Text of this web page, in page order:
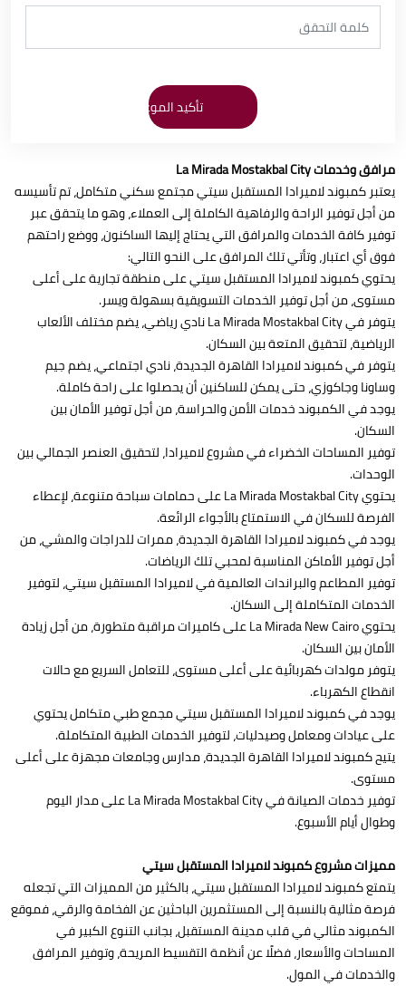
مرافق وخدمات La Mirada Mostakbal City
يعتبر كمبوند لاميرادا المستقبل سيتي مجتمع سكني متكامل، تم تأسيسه
من أجل توفير الراحة والرفاهية الكاملة إلى العملاء، وهو ما يتحقق عبر
توفير كافة الخدمات والمرافق التي يحتاج إليها الساكنون، ووضع راحتهم
فوق أي اعتبار، وتأتي تلك المرافق على النحو التالي:
يحتوي كمبوند لاميرادا المستقبل سيتي على منطقة تجارية على أعلى
مستوى، من أجل توفير الخدمات التسويقية بسهولة ويسر.
يتوفر في La Mirada Mostakbal City نادي رياضي، يضم مختلف الألعاب
الرياضية، لتحقيق المتعة بين السكان.
يتوفر في كمبوند لاميرادا القاهرة الجديدة، نادي اجتماعي، يضم جيم
وساونا وجاكوزي، حتى يمكن للساكنين أن يحصلوا على راحة كاملة.
يوجد في الكمبوند خدمات الأمن والحراسة، من أجل توفير الأمان بين
السكان.
توفير المساحات الخضراء في مشروع لاميرادا، لتحقيق العنصر الجمالي بين
الوحدات.
يحتوي La Mirada Mostakbal City على حمامات سباحة متنوعة، لإعطاء
الفرصة للسكان في الاستمتاع بالأجواء الرائعة.
يوجد في كمبوند لاميرادا القاهرة الجديدة، ممرات للدراجات والمشي، من
أجل توفير الأماكن المناسبة لمحبي تلك الرياضات.
توفير المطاعم والبراندات العالمية في لاميرادا المستقبل سيتي، لتوفير
الخدمات المتكاملة إلى السكان.
يحتوي La Mirada New Cairo على كاميرات مراقبة متطورة، من أجل زيادة
الأمان بين السكان.
يتوفر مولدات كهربائية على أعلى مستوى، للتعامل السريع مع حالات
انقطاع الكهرباء.
يوجد في كمبوند لاميرادا المستقبل سيتي مجمع طبي متكامل يحتوي
على عيادات ومعامل وصيدليات، لتوفير الخدمات الطبية المتكاملة.
يتيح كمبوند لاميرادا القاهرة الجديدة، مدارس وجامعات مجهزة على أعلى
مستوى.
توفير خدمات الصيانة في La Mirada Mostakbal City على مدار اليوم
وطوال أيام الأسبوع.
مميزات مشروع كمبوند لاميرادا المستقبل سيتي
يتمتع كمبوند لاميرادا المستقبل سيتي، بالكثير من المميزات التي تجعله
فرصة مثالية بالنسبة إلى المستثمرين الباحثين عن الفخامة والرقي، فموقع
الكمبوند مثالي في قلب مدينة المستقبل، بجانب التنوع الكبير في
المساحات والأسعار، فضلًا عن أنظمة التقسيط المريحة، وتوفير المرافق
والخدمات في المول.